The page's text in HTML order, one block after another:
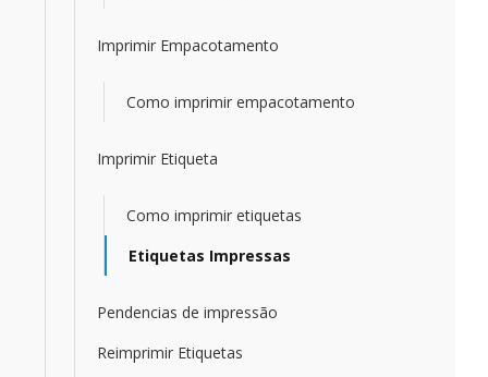
Imprimir Empacotamento
Como imprimir empacotamento
Imprimir Etiqueta
Como imprimir etiquetas
Etiquetas Impressas
Pendencias de impressão
Reimprimir Etiquetas